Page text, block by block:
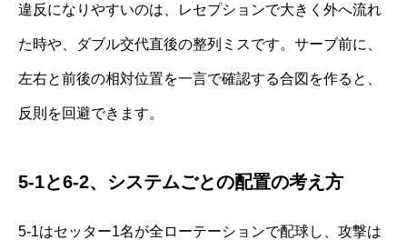
違反になりやすいのは、レセプションで大きく外へ流れ
た時や、ダブル交代直後の整列ミスです。サーブ前に、
左右と前後の相対位置を一言で確認する合図を作ると、
反則を回避できます。
5-1と6-2、システムごとの配置の考え方
5-1はセッター1名が全ローテーションで配球し、攻撃は